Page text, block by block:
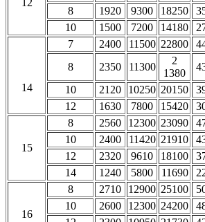
12
8
1920 9300 18250
10
1500 7200 14180
14
7 2400 11500 22800
8
2350 11300
2
1380
10
2120 10250 20150
12
1630 7800 15420
15
8 2560 12300 23090
10
2400 11420 21910
12
2320 9610 18100
14
1240 5800 11690
16
8 2710 12900 25100
10
2600 12300 24200